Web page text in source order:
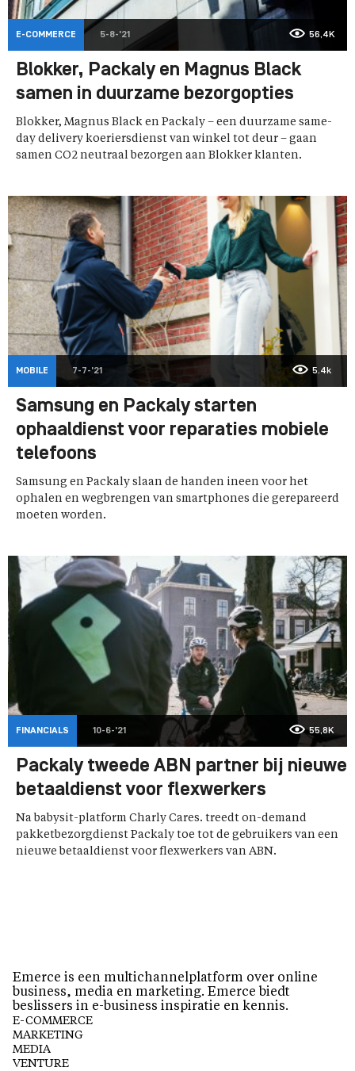
E-COMMERCE 5-8-'21 56,4K
Blokker, Packaly en Magnus Black
samen in duurzame bezorgopties
Blokker, Magnus Black en Packaly – een duurzame same-
day delivery koeriersdienst van winkel tot deur – gaan
samen CO2 neutraal bezorgen aan Blokker klanten.
MOBILE 7-7-'21 5.4k
Samsung en Packaly starten
ophaaldienst voor reparaties mobiele
telefoons
Samsung en Packaly slaan de handen ineen voor het
ophalen en wegbrengen van smartphones die gerepareerd
moeten worden.
FINANCIALS 10-6-'21 55,8K
Packaly tweede ABN partner bij nieuwe
betaaldienst voor flexwerkers
Na babysit-platform Charly Cares. treedt on-demand
pakketbezorgdienst Packaly toe tot de gebruikers van een
nieuwe betaaldienst voor flexwerkers van ABN.
Emerce is een multichannelplatform over online
business, media en marketing. Emerce biedt
beslissers in e-business inspiratie en kennis.
E-COMMERCE
MARKETING
MEDIA
VENTURE